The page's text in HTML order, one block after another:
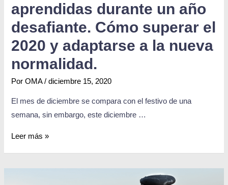
aprendidas durante un año
desafiante. Cómo superar el
2020 y adaptarse a la nueva
normalidad.
PorOMA /diciembre 15, 2020
El mes de diciembre se compara con el festivo de una
semana, sin embargo, este diciembre …
Leer más »